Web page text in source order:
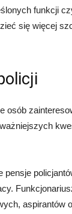
funkcji
się więcej
osób
pensje
aspirantów